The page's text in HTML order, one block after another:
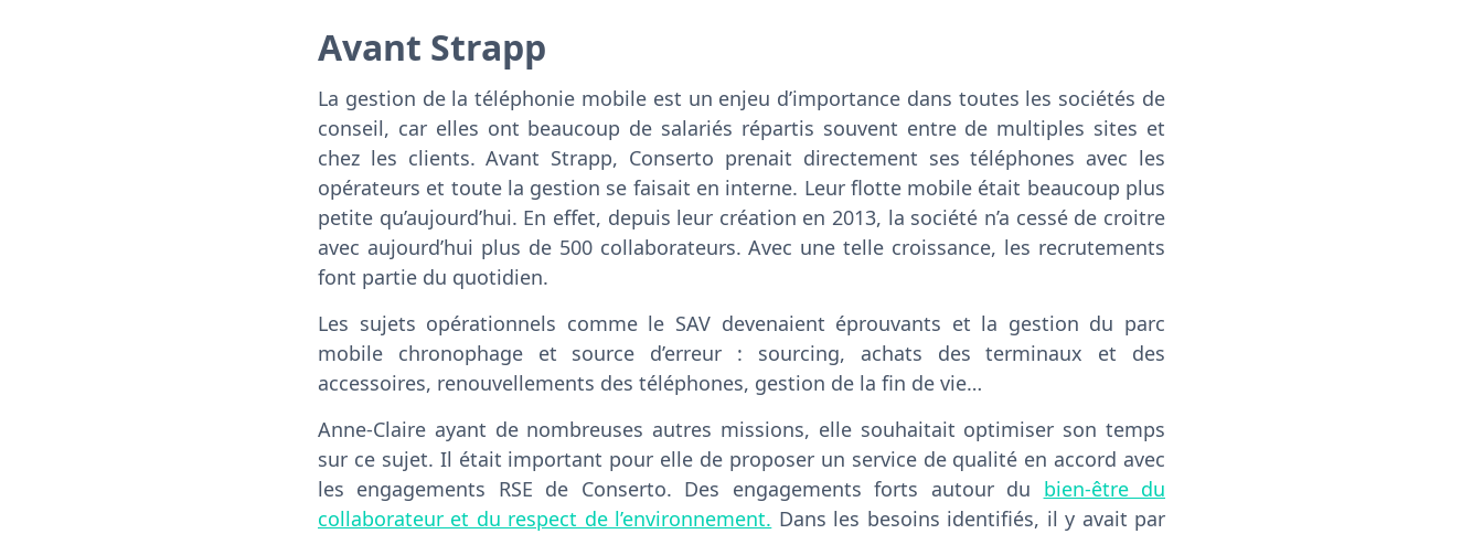
Avant Strapp
La gestion de la téléphonie mobile est un enjeu d’importance dans toutes les sociétés de
conseil, car elles ont beaucoup de salariés répartis souvent entre de multiples sites et
chez les clients. Avant Strapp, Conserto prenait directement ses téléphones avec les
opérateurs et toute la gestion se faisait en interne. Leur flotte mobile était beaucoup plus
petite qu’aujourd’hui. En effet, depuis leur création en 2013, la société n’a cessé de croitre
avec aujourd’hui plus de 500 collaborateurs. Avec une telle croissance, les recrutements
font partie du quotidien.
Les sujets opérationnels comme le SAV devenaient éprouvants et la gestion du parc
mobile chronophage et source d’erreur : sourcing, achats des terminaux et des
accessoires, renouvellements des téléphones, gestion de la fin de vie…
Anne-Claire ayant de nombreuses autres missions, elle souhaitait optimiser son temps
sur ce sujet. Il était important pour elle de proposer un service de qualité en accord avec
les engagements RSE de Conserto. Des engagements forts autour du bien-être du
collaborateur et du respect de l’environnement. Dans les besoins identifiés, il y avait par